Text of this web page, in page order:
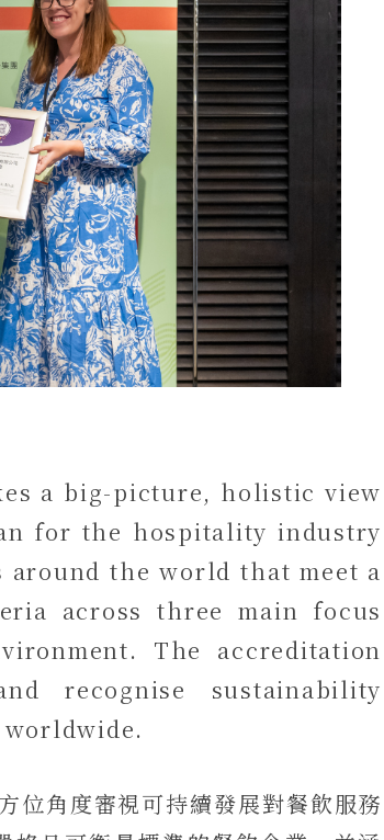
a big-picture, holistic view
for the hospitality industry
around the world that meet a
across three main focus
The accreditation
recognise sustainability
角度審視可持續發展對餐飲服務